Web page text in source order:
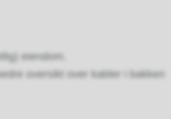
eiendom.
oversikt over kabler i bakken